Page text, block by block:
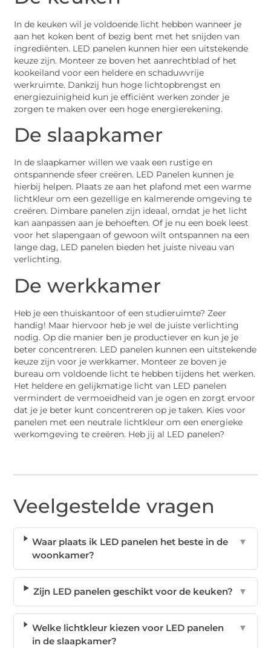
In de keuken wil je voldoende licht hebben wanneer je
aan het koken bent of bezig bent met het snijden van
ingrediënten. LED panelen kunnen hier een uitstekende
keuze zijn. Monteer ze boven het aanrechtblad of het
kookeiland voor een heldere en schaduwvrije
werkruimte. Dankzij hun hoge lichtopbrengst en
energiezuinigheid kun je efficiënt werken zonder je
zorgen te maken over een hoge energierekening.
De slaapkamer
In de slaapkamer willen we vaak een rustige en
ontspannende sfeer creëren. LED Panelen kunnen je
hierbij helpen. Plaats ze aan het plafond met een warme
lichtkleur om een gezellige en kalmerende omgeving te
creëren. Dimbare panelen zijn ideaal, omdat je het licht
kan aanpassen aan je behoeften. Of je nu een boek leest
voor het slapengaan of gewoon wilt ontspannen na een
lange dag, LED panelen bieden het juiste niveau van
verlichting.
De werkkamer
Heb je een thuiskantoor of een studieruimte? Zeer
handig! Maar hiervoor heb je wel de juiste verlichting
nodig. Op die manier ben je productiever en kun je je
beter concentreren. LED panelen kunnen een uitstekende
keuze zijn voor je werkkamer. Monteer ze boven je
bureau om voldoende licht te hebben tijdens het werken.
Het heldere en gelijkmatige licht van LED panelen
vermindert de vermoeidheid van je ogen en zorgt ervoor
dat je je beter kunt concentreren op je taken. Kies voor
panelen met een neutrale lichtkleur om een energieke
werkomgeving te creëren. Heb jij al LED panelen?
Veelgestelde vragen
Waar plaats ik LED panelen het beste in de
woonkamer?
▼
Zijn LED panelen geschikt voor de keuken? ▼
Welke lichtkleur kiezen voor LED panelen
in de slaapkamer?
▼